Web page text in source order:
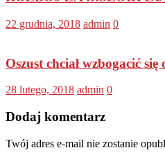
22 grudnia, 2018 admin 0
Oszust chciał wzbogacić się
28 lutego, 2018 admin 0
Dodaj komentarz
Twój adres e-mail nie zostanie